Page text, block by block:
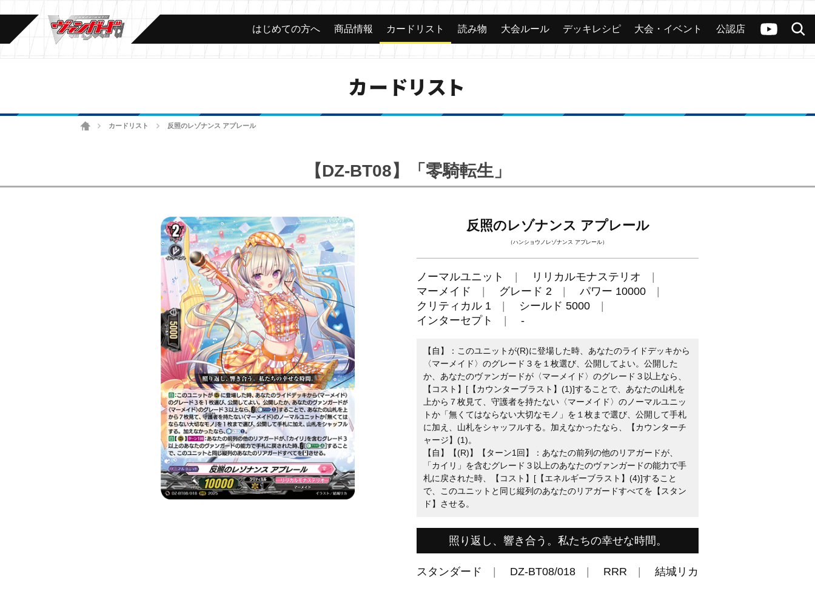
ヴァンガードch
検索
カード 大会 公認店舗 その他
はじめての方へ 商品情報 カードリスト 読み物 大会ルール デッキレシピ 大会・イベント 公認店
カードリスト
ホームカードリスト 反照のレゾナンス アプレール
【DZ-BT08】「零騎転生」
反照のレゾナンス アプレール
（ハンショウノレゾナンス アプレール）
ノーマルユニット
リリカルモナステリオ
マーメイド
グレード 2
パワー 10000
クリティカル 1
シールド 5000
インターセプト
-
【自】：このユニットが(R)に登場した時、あなたのライドデッキから
〈マーメイド〉のグレード３を１枚選び、公開してよい。公開した
か、あなたのヴァンガードが〈マーメイド〉のグレード３以上なら、
【コスト】[【カウンターブラスト】(1)]することで、あなたの山札を
上から７枚見て、守護者を持たない〈マーメイド〉のノーマルユニッ
トか「無くてはならない大切なモノ」を１枚まで選び、公開して手札
に加え、山札をシャッフルする。加えなかったなら、【カウンターチ
ャージ】(1)。
【自】【(R)】【ターン1回】：あなたの前列の他のリアガードが、
「カイリ」を含むグレード３以上のあなたのヴァンガードの能力で手
札に戻された時、【コスト】[【エネルギーブラスト】(4)]すること
で、このユニットと同じ縦列のあなたのリアガードすべてを【スタン
ド】させる。
照り返し、響き合う。私たちの幸せな時間。
スタンダード DZ-BT08/018 RRR 結城リカ